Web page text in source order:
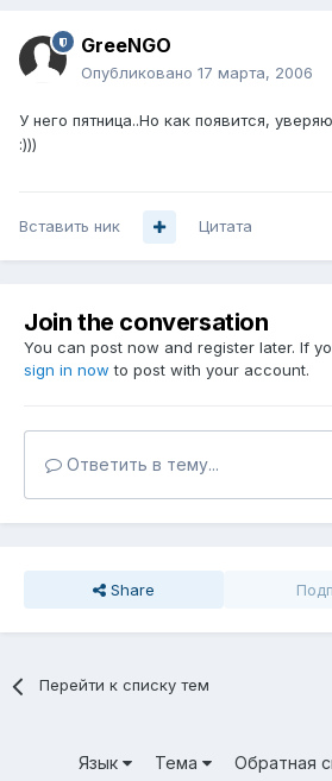
GreeNGO
Опубликовано 17 марта, 2006
У него пятница..Но как появится,
:)))
Вставить ник Цитата
Join the conversation
You can post now and register later. If
sign in now to post with your account.
Ответить в тему...
Share
Перейти к списку тем
Язык Тема Обратная